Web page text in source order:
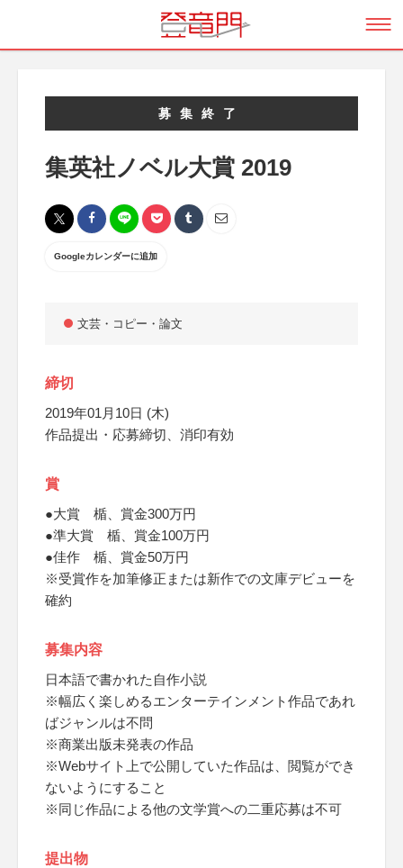
募集終了
集英社ノベル大賞 2019
Googleカレンダーに追加
文芸・コピー・論文
締切
2019年01月10日 (木)
作品提出・応募締切、消印有効
賞
●大賞 楯、賞金300万円
●準大賞 楯、賞金100万円
●佳作 楯、賞金50万円
※受賞作を加筆修正または新作での文庫デビューを
確約
募集内容
日本語で書かれた自作小説
※幅広く楽しめるエンターテインメント作品であれ
ばジャンルは不問
※商業出版未発表の作品
※Webサイト上で公開していた作品は、閲覧ができ
ないようにすること
※同じ作品による他の文学賞への二重応募は不可
提出物